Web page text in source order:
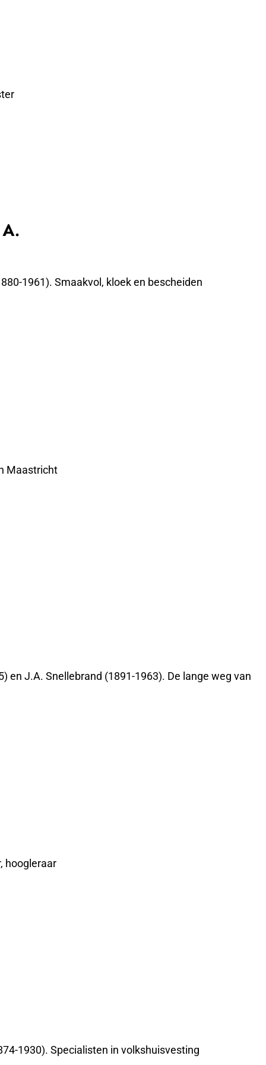
1961). Smaakvol, kloek en bescheiden
Maastricht
en J.A. Snellebrand (1891-1963). De lange weg van
hoogleraar
1930). Specialisten in volkshuisvesting